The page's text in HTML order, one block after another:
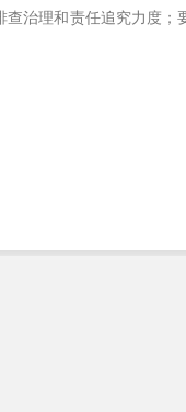
治理和责任追究力度